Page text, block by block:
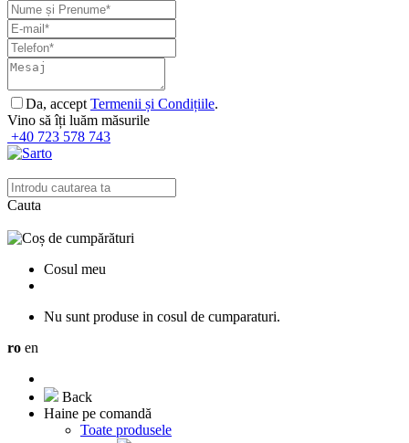
Da, accept Termenii și Condițiile.
Vino să îți luăm măsurile
+40 723 578 743
Cauta
Cosul meu
Nu sunt produse in cosul de cumparaturi.
ro en
Back
Haine pe comandă
Toate produsele